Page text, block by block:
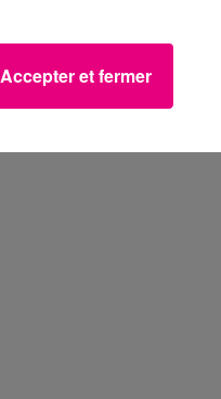
Accepter et fermer